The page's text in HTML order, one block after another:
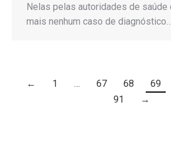
Nelas pelas autoridades de saúde
mais nenhum caso de diagnóstico…
← 1 … 67 68 69
91
→